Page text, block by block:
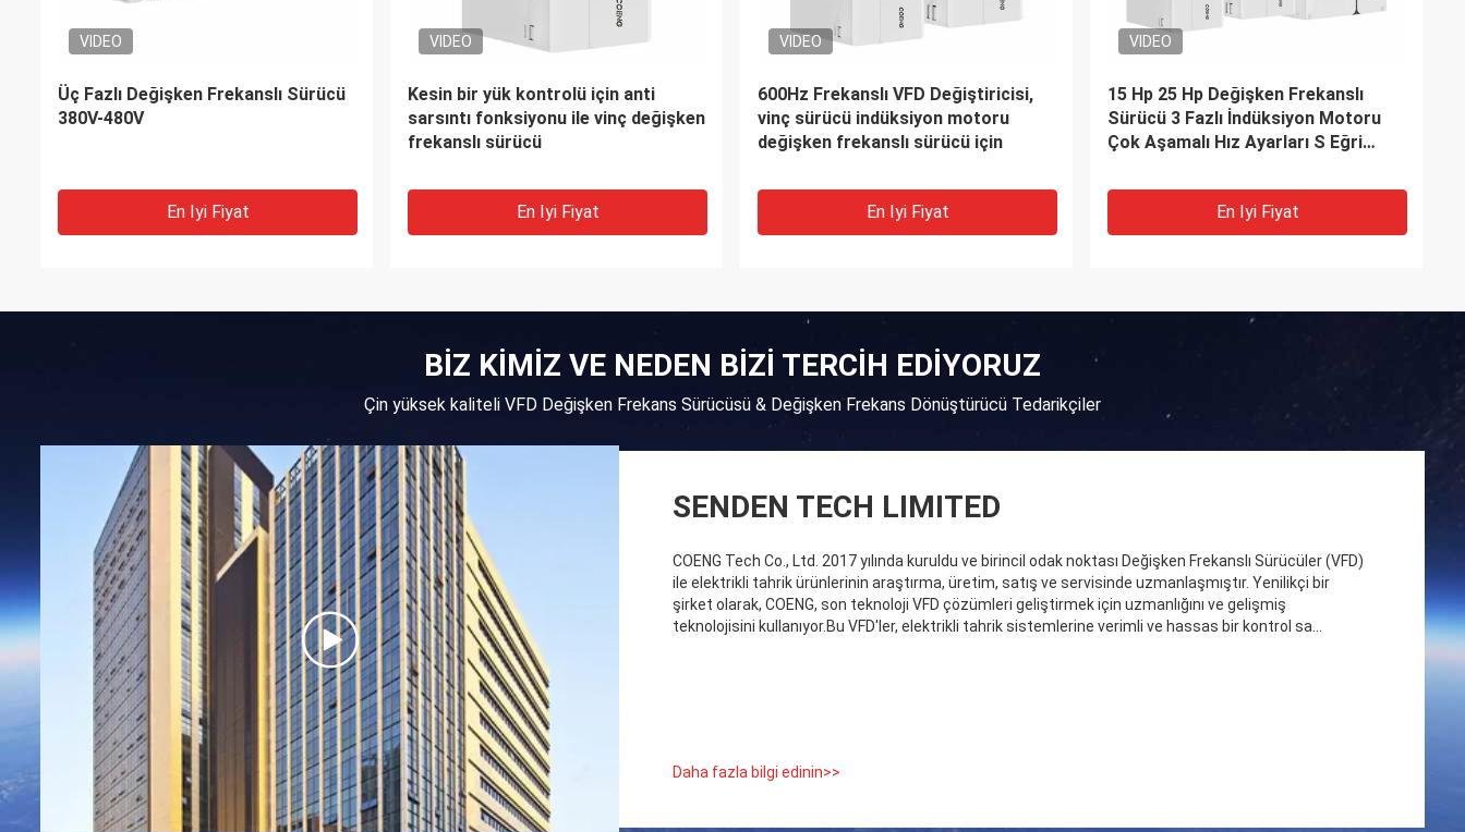
VIDEO
Üç Fazlı Değişken Frekanslı Sürücü
380V-480V
En Iyi Fiyat
VIDEO
Kesin bir yük kontrolü için anti
sarsıntı fonksiyonu ile vinç değişken
frekanslı sürücü
En Iyi Fiyat
VIDEO
600Hz Frekanslı VFD Değiştiricisi,
vinç sürücü indüksiyon motoru
değişken frekanslı sürücü için
En Iyi Fiyat
VIDEO
15 Hp 25 Hp Değişken Frekanslı
Sürücü 3 Fazlı İndüksiyon Motoru
Çok Aşamalı Hız Ayarları S Eğri
En Iyi Fiyat
BİZ KİMİZ VE NEDEN BİZİ TERCİH EDİYORUZ
Çin yüksek kaliteli VFD Değişken Frekans Sürücüsü & Değişken Frekans Dönüştürücü Tedarikçiler
SENDEN TECH LIMITED
COENG Tech Co., Ltd. 2017 yılında kuruldu ve birincil odak noktası Değişken Frekanslı Sürücüler (VFD)
ile elektrikli tahrik ürünlerinin araştırma, üretim, satış ve servisinde uzmanlaşmıştır. Yenilikçi bir
şirket olarak, COENG, son teknoloji VFD çözümleri geliştirmek için uzmanlığını ve gelişmiş
teknolojisini kullanıyor.Bu VFD'ler, elektrikli tahrik sistemlerine verimli ve hassas bir kontrol sa...
Daha fazla bilgi edinin>>